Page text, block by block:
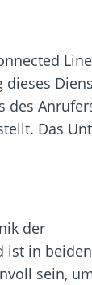
Line
des
Das
der
ist in
sein,